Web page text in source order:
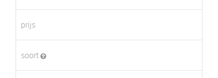
prijs
soort